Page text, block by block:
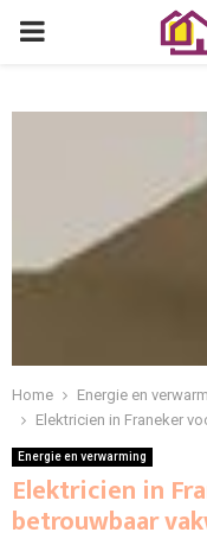
PRIMARY
Home
Energie en
Elektricien in Franeker
Energie en verwarming
Elektricien in
betrouwbaar